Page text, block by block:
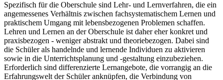
Spezifisch für die Oberschule sind Lehr- und Lernverfahren, die ein
angemessenes Verhältnis zwischen fachsystematischem Lernen und
praktischem Umgang mit lebensbezogenen Problemen schaffen.
Lehren und Lernen an der Oberschule ist daher eher konkret und
praxisbezogen - weniger abstrakt und theoriebezogen. Dabei sind
die Schüler als handelnde und lernende Individuen zu aktivieren
sowie in die Unterrichtsplanung und -gestaltung einzubeziehen.
Erforderlich sind differenzierte Lernangebote, die vorrangig an die
Erfahrungswelt der Schüler anknüpfen, die Verbindung von